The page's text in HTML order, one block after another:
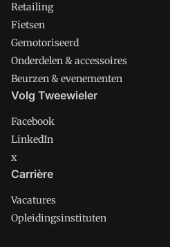
Retailing
Fietsen
Gemotoriseerd
Onderdelen & accessoires
Beurzen & evenementen
Volg Tweewieler
Facebook
LinkedIn
x
Carrière
Vacatures
Opleidingsinstituten